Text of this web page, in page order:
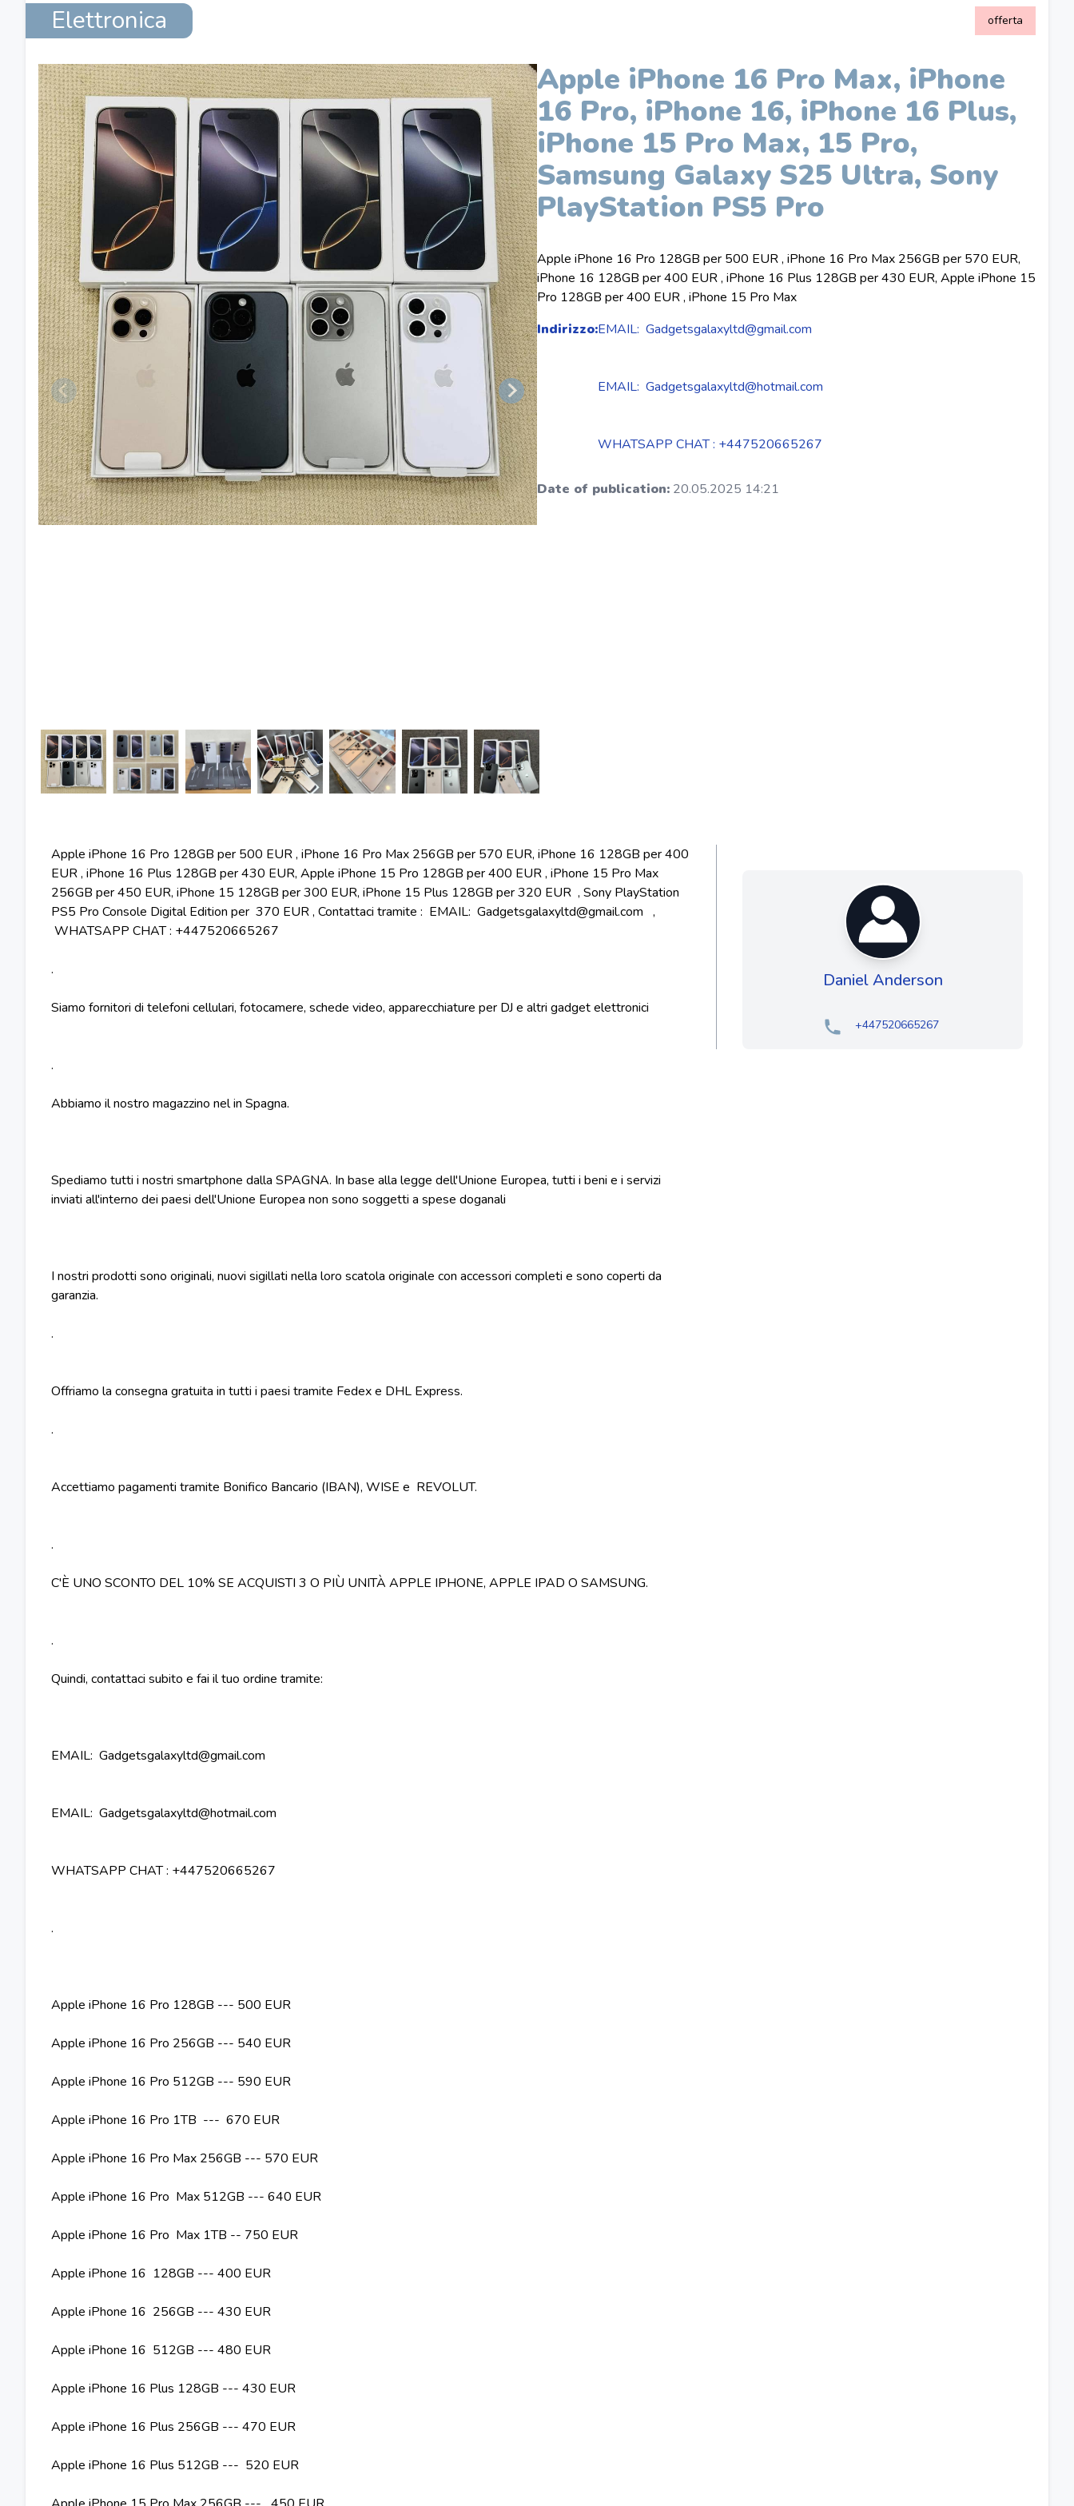
Elettronica offerta
Apple iPhone 16 Pro Max, iPhone
16 Pro, iPhone 16, iPhone 16 Plus,
iPhone 15 Pro Max, 15 Pro,
Samsung Galaxy S25 Ultra, Sony
PlayStation PS5 Pro
Apple iPhone 16 Pro 128GB per 500 EUR , iPhone 16 Pro Max 256GB per 570 EUR,
iPhone 16 128GB per 400 EUR , iPhone 16 Plus 128GB per 430 EUR, Apple iPhone 15
Pro 128GB per 400 EUR , iPhone 15 Pro Max
Indirizzo:EMAIL: Gadgetsgalaxyltd@gmail.com
EMAIL: Gadgetsgalaxyltd@hotmail.com
WHATSAPP CHAT : +447520665267
Date of publication: 20.05.2025 14:21
Apple iPhone 16 Pro 128GB per 500 EUR , iPhone 16 Pro Max 256GB per 570 EUR, iPhone 16 128GB per 400
EUR , iPhone 16 Plus 128GB per 430 EUR, Apple iPhone 15 Pro 128GB per 400 EUR , iPhone 15 Pro Max
256GB per 450 EUR, iPhone 15 128GB per 300 EUR, iPhone 15 Plus 128GB per 320 EUR , Sony PlayStation
PS5 Pro Console Digital Edition per 370 EUR , Contattaci tramite : EMAIL: Gadgetsgalaxyltd@gmail.com ,
WHATSAPP CHAT : +447520665267
.
Siamo fornitori di telefoni cellulari, fotocamere, schede video, apparecchiature per DJ e altri gadget elettronici
.
Abbiamo il nostro magazzino nel in Spagna.
Spediamo tutti i nostri smartphone dalla SPAGNA. In base alla legge dell'Unione Europea, tutti i beni e i servizi
inviati all'interno dei paesi dell'Unione Europea non sono soggetti a spese doganali
I nostri prodotti sono originali, nuovi sigillati nella loro scatola originale con accessori completi e sono coperti da
garanzia.
.
Offriamo la consegna gratuita in tutti i paesi tramite Fedex e DHL Express.
.
Accettiamo pagamenti tramite Bonifico Bancario (IBAN), WISE e REVOLUT.
.
C'È UNO SCONTO DEL 10% SE ACQUISTI 3 O PIÙ UNITÀ APPLE IPHONE, APPLE IPAD O SAMSUNG.
.
Quindi, contattaci subito e fai il tuo ordine tramite:
EMAIL: Gadgetsgalaxyltd@gmail.com
EMAIL: Gadgetsgalaxyltd@hotmail.com
WHATSAPP CHAT : +447520665267
.
Apple iPhone 16 Pro 128GB --- 500 EUR
Apple iPhone 16 Pro 256GB --- 540 EUR
Apple iPhone 16 Pro 512GB --- 590 EUR
Apple iPhone 16 Pro 1TB --- 670 EUR
Apple iPhone 16 Pro Max 256GB --- 570 EUR
Apple iPhone 16 Pro Max 512GB --- 640 EUR
Apple iPhone 16 Pro Max 1TB -- 750 EUR
Apple iPhone 16 128GB --- 400 EUR
Apple iPhone 16 256GB --- 430 EUR
Apple iPhone 16 512GB --- 480 EUR
Apple iPhone 16 Plus 128GB --- 430 EUR
Apple iPhone 16 Plus 256GB --- 470 EUR
Apple iPhone 16 Plus 512GB --- 520 EUR
Daniel Anderson
+447520665267